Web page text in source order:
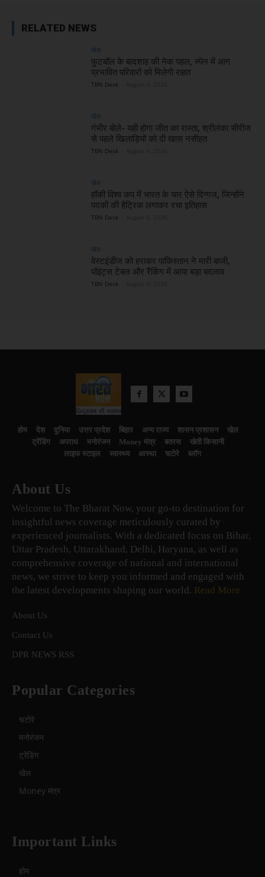
RELATED NEWS
खेल
फुटबॉल के बादशाह की नेक पहल, स्पेन में आग
प्रभावित परिवारों को मिलेगी राहत
TBN Desk
खेल
गंभीर बोले- यही होगा जीत का रास्ता, श्रीलंका सीरीज
से पहले खिलाड़ियों को दी खास नसीहत
TBN Desk
खेल
हॉकी विश्व कप में भारत के चार ऐसे दिग्गज, जिन्होंने
पदकों की हैट्रिक लगाकर रचा इतिहास
TBN Desk
खेल
वेस्टइंडीज को हराकर पाकिस्तान ने मारी बाजी,
पॉइंट्स टेबल और रैंकिंग में आया बड़ा बदलाव
TBN Desk
होम देश दुनिया उत्तर प्रदेश बिहार अन्य राज्य शासन प्रशासन
खेल
ट्रेंडिंग
अपराध मनोरंजन Money मंत्र बतरस
खेती किसानी
लाइफ स्टाइल
स्वास्थ्य आस्था चटोरे ब्लॉग
About Us
Welcome to The Bharat Now, your go-to destination for
insightful news coverage meticulously curated by
experienced journalists. With a dedicated focus on Bihar,
Uttar Pradesh, Uttarakhand, Delhi, Haryana, as well as
comprehensive coverage of national and international
news, we strive to keep you informed and engaged with
the latest developments shaping our world. Read More
About Us
Contact Us
DPR NEWS RSS
Popular Categories
चटोरे
मनोरंजन
ट्रेंडिंग
खेल
Money मंत्र
Important Links
होम